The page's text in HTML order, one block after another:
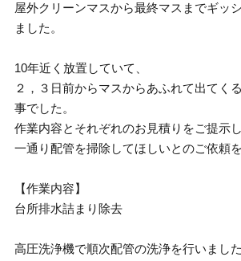
屋外クリーンマスから最終マスまでギッ
ました。
10年近く放置していて、
２，３日前からマスからあふれて出てく
事でした。
作業内容とそれぞれのお見積りをご提示し
一通り配管を掃除してほしいとのご依頼
【作業内容】
台所排水詰まり除去
高圧洗浄機で順次配管の洗浄を行いました